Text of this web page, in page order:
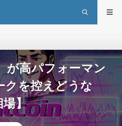
が高パフォーマン
を控えどうな
場】